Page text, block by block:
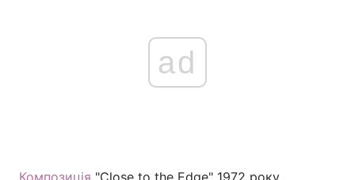
ad
Композиція "Close to the Edge" 1972 року